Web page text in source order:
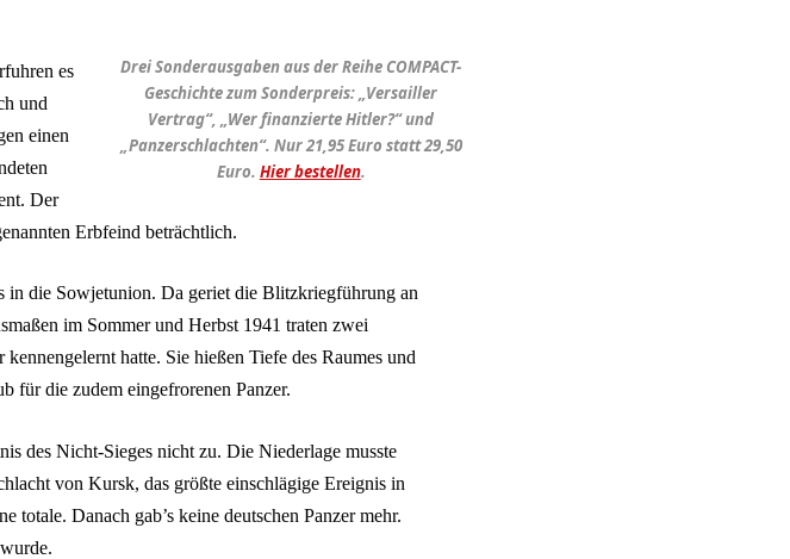
Drei Sonderausgaben aus der Reihe COMPACT-
Geschichte zum Sonderpreis: „Versailler
Vertrag“, „Wer finanzierte Hitler?“ und
„Panzerschlachten“. Nur 21,95 Euro statt 29,50
Euro. Hier bestellen.
es
und
einen
Der
Erbfeind beträchtlich.
in die Sowjetunion. Da geriet die Blitzkriegführung an
im Sommer und Herbst 1941 traten zwei
hatte. Sie hießen Tiefe des Raumes und
für die zudem eingefrorenen Panzer.
des Nicht-Sieges nicht zu. Die Niederlage musste
von Kursk, das größte einschlägige Ereignis in
Danach gab’s keine deutschen Panzer mehr.